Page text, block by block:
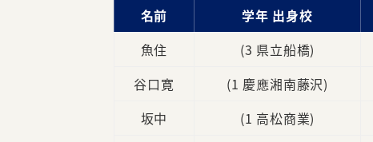
名前 学年 出身校
魚住
(3 県立船橋)
谷口寛
(1 慶應湘南藤沢)
坂中
(1 高松商業)